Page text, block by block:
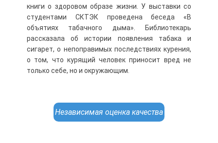
книги о здоровом образе жизни. У выставки со
студентами СКТЭК проведена беседа «В
объятиях табачного дыма». Библиотекарь
рассказала об истории появления табака и
сигарет, о непоправимых последствиях курения,
о том, что курящий человек приносит вред не
только себе, но и окружающим.
Независимая оценка качества